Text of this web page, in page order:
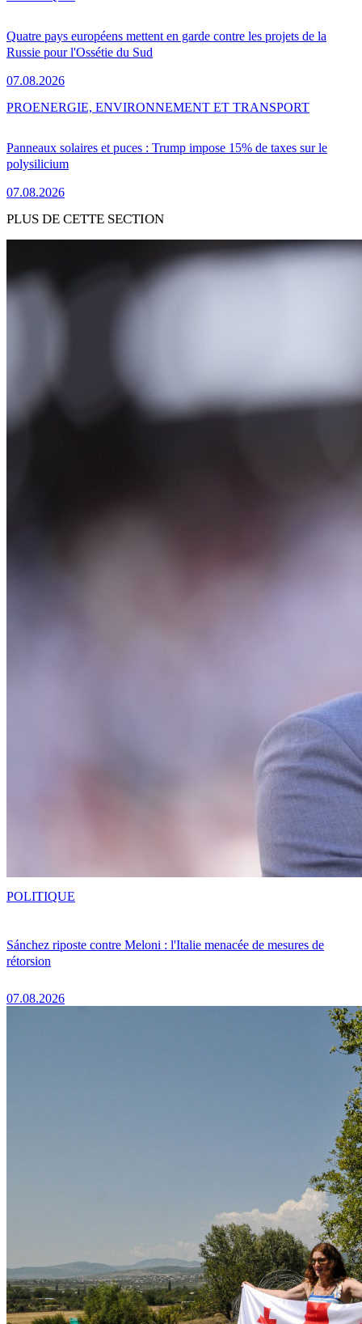
Quatre pays européens mettent en garde contre les projets de la
Russie pour l'Ossétie du Sud
07.08.2026
Panneaux solaires et puces : Trump impose 15% de taxes sur le
polysilicium
07.08.2026
PROENERGIE, ENVIRONNEMENT ET TRANSPORT
PLUS DE CETTE SECTION
Sánchez riposte contre Meloni : l'Italie menacée de mesures de
rétorsion
07.08.2026
POLITIQUE